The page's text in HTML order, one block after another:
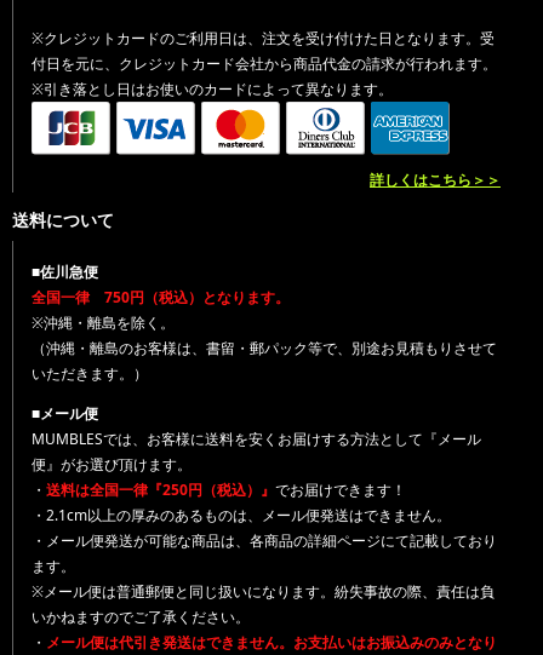
※クレジットカードのご利用日は、注文を受け付けた日となります。受
付日を元に、クレジットカード会社から商品代金の請求が行われます。
※引き落とし日はお使いのカードによって異なります。
詳しくはこちら＞＞
送料について
■佐川急便
全国一律 750円（税込）となります。
※沖縄・離島を除く。
（沖縄・離島のお客様は、書留・郵パック等で、別途お見積もりさせて
いただきます。）
■メール便
MUMBLESでは、お客様に送料を安くお届けする方法として『メール
便』がお選び頂けます。
・ 送料は全国一律『250円（税込）』 でお届けできます！
・2.1cm以上の厚みのあるものは、メール便発送はできません。
・メール便発送が可能な商品は、各商品の詳細ページにて記載しており
ます。
※メール便は普通郵便と同じ扱いになります。紛失事故の際、責任は負
いかねますのでご了承ください。
・ メール便は代引き発送はできません。お支払いはお振込みのみとなり